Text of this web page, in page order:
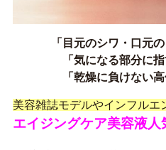
「目元のシワ・口元
「気になる部分に
「乾燥に負けない
美容雑誌モデルやインフルエ
エイジングケア美容液人